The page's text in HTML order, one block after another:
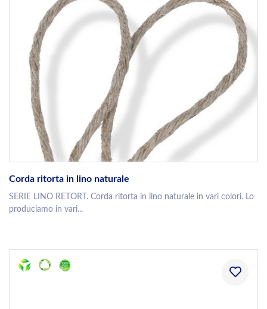
Corda ritorta in lino naturale
SERIE LINO RETORT. Corda ritorta in lino naturale in vari colori. Lo
produciamo in vari...